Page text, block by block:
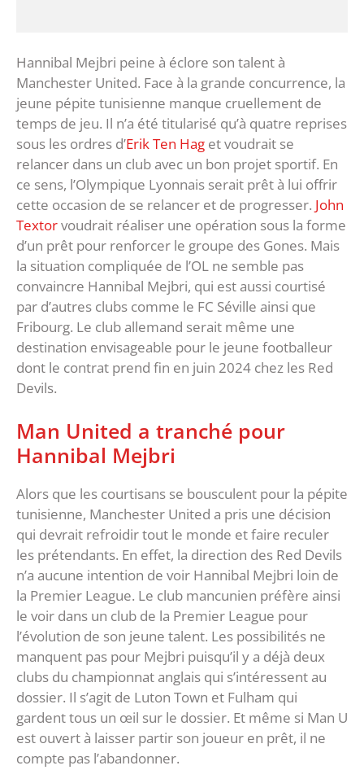
Hannibal Mejbri peine à éclore son talent à
Manchester United. Face à la grande concurrence, la
jeune pépite tunisienne manque cruellement de
temps de jeu. Il n’a été titularisé qu’à quatre reprises
sous les ordres d’Erik Ten Hag et voudrait se
relancer dans un club avec un bon projet sportif. En
ce sens, l’Olympique Lyonnais serait prêt à lui offrir
cette occasion de se relancer et de progresser. John
Textorvoudrait réaliser une opération sous la forme
d’un prêt pour renforcer le groupe des Gones. Mais
la situation compliquée de l’OL ne semble pas
convaincre Hannibal Mejbri, qui est aussi courtisé
par d’autres clubs comme le FC Séville ainsi que
Fribourg. Le club allemand serait même une
destination envisageable pour le jeune footballeur
dont le contrat prend fin en juin 2024 chez les Red
Devils.
Man United a tranché pour
Hannibal Mejbri
Alors que les courtisans se bousculent pour la pépite
tunisienne, Manchester United a pris une décision
qui devrait refroidir tout le monde et faire reculer
les prétendants. En effet, la direction des Red Devils
n’a aucune intention de voir Hannibal Mejbri loin de
la Premier League. Le club mancunien préfère ainsi
le voir dans un club de la Premier League pour
l’évolution de son jeune talent. Les possibilités ne
manquent pas pour Mejbri puisqu’il y a déjà deux
clubs du championnat anglais qui s’intéressent au
dossier. Il s’agit de Luton Town et Fulham qui
gardent tous un œil sur le dossier. Et même si Man U
est ouvert à laisser partir son joueur en prêt, il ne
compte pas l’abandonner.